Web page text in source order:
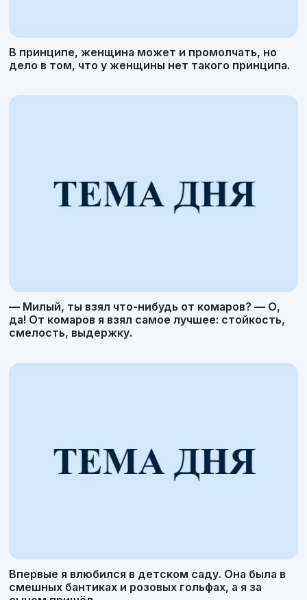
В принципе, женщина может и промолчать, но
дело в том, что у женщины нет такого принципа.
— Милый, ты взял что-нибудь от комаров? — О,
да! От комаров я взял самое лучшее: стойкость,
смелость, выдержку.
Впервые я влюбился в детском саду. Она была в
смешных бантиках и розовых гольфах, а я за